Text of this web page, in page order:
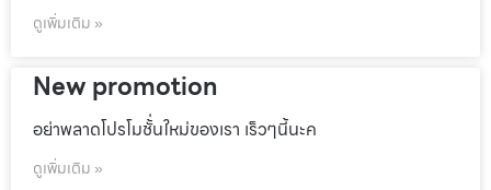
ดูเพิ่มเติม »
New promotion
อย่าพลาดโปรโมชั้่นใหม่ของเรา เร็วๆนี้นะค
ดูเพิ่มเติม »